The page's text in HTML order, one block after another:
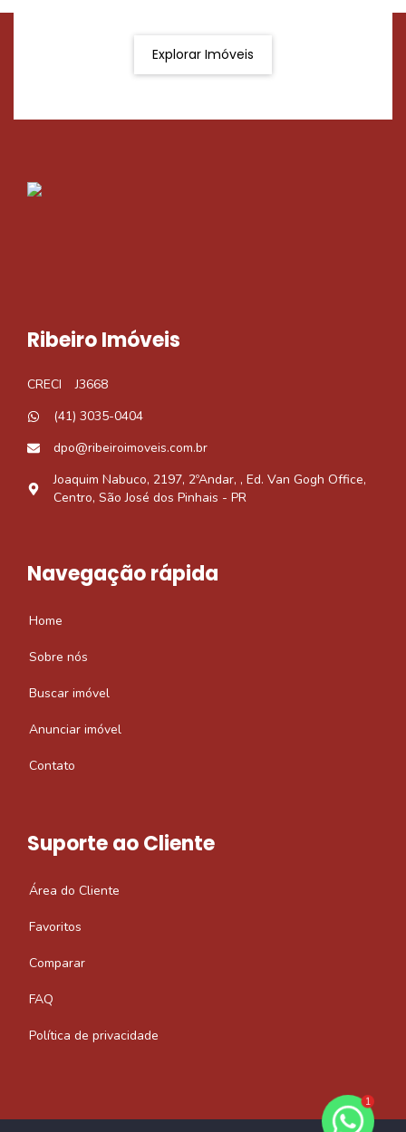
Explorar Imóveis
Ribeiro Imóveis
CRECI
J3668
(41) 3035-0404
dpo@ribeiroimoveis.com.br
Joaquim Nabuco, 2197, 2ºAndar, , Ed. Van Gogh Office,
Centro, São José dos Pinhais - PR
Navegação rápida
Home
Sobre nós
Buscar imóvel
Anunciar imóvel
Contato
Suporte ao Cliente
Área do Cliente
Favoritos
Comparar
FAQ
Política de privacidade
1